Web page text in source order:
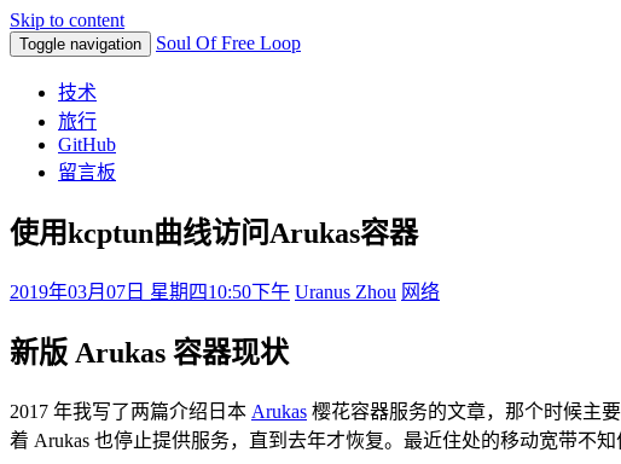
Skip to content
Toggle navigation Soul Of Free Loop
技术
旅行
GitHub
留言板
使用kcptun曲线访问Arukas容器
2019年03月07日 星期四10:50下午 Uranus Zhou 网络
新版 Arukas 容器现状
2017 年我写了两篇介绍日本 Arukas 樱花容器服务的文章，那个时候主
着 Arukas 也停止提供服务，直到去年才恢复。最近住处的移动宽带不